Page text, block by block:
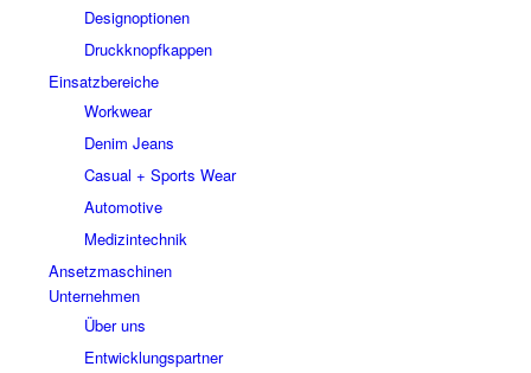
Designoptionen
Druckknopfkappen
Einsatzbereiche
Workwear
Denim Jeans
Casual + Sports Wear
Automotive
Medizintechnik
Ansetzmaschinen
Unternehmen
Über uns
Entwicklungspartner